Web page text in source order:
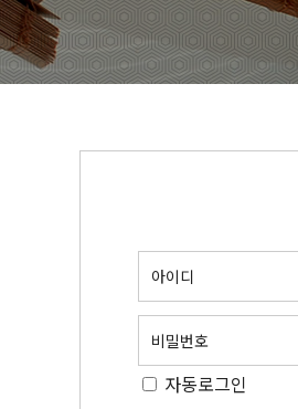
아이디
비밀번호
자동로그인